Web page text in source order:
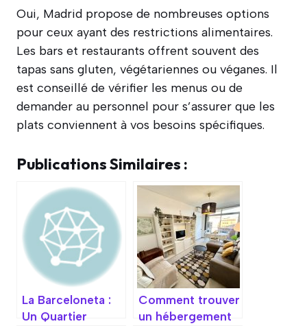
Oui, Madrid propose de nombreuses options
pour ceux ayant des restrictions alimentaires.
Les bars et restaurants offrent souvent des
tapas sans gluten, végétariennes ou véganes. Il
est conseillé de vérifier les menus ou de
demander au personnel pour s’assurer que les
plats conviennent à vos besoins spécifiques.
Publications Similaires :
La Barceloneta :
Un Quartier
Comment trouver
un hébergement